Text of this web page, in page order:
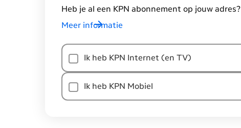
Heb je al een KPN abonnement op jouw adres?
Meer informatie
Heb
al
een
KPN
Ik heb KPN Internet (en TV)
Ik heb KPN Mobiel